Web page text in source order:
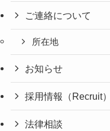
ご連絡について
所在地
お知らせ
採用情報（Recruit）
法律相談